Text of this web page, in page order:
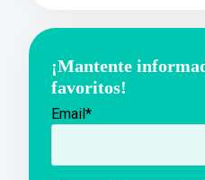
¡Mantente
favoritos!
Email*